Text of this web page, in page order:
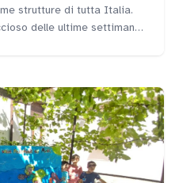
strutture di tutta Italia.
delle ultime settimane,
evadere dal contesto
divertimento o una bucolica